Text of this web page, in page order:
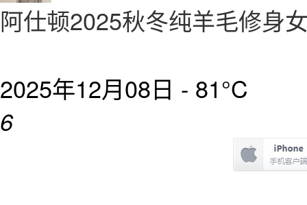
阿仕顿2025秋冬纯羊毛修身
2025年12月08日 - 81°C
6